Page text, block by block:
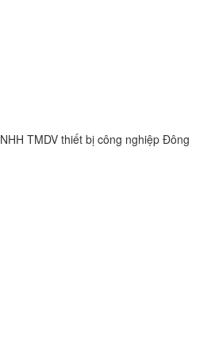
TMDV thiết bị công nghiệp Đông